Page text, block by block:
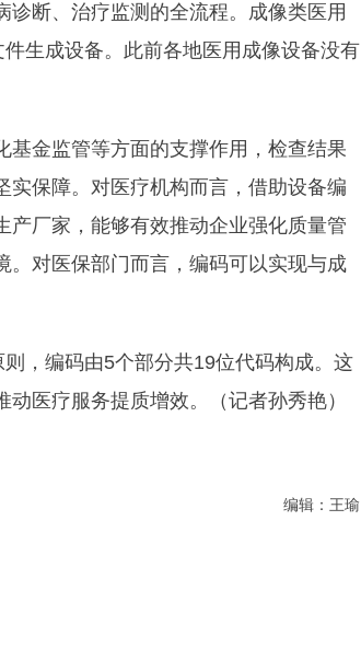
断、治疗监测的全流程。成像类医用
生成设备。此前各地医用成像设备没有
金监管等方面的支撑作用，检查结果
实保障。对医疗机构而言，借助设备编
厂家，能够有效推动企业强化质量管
。对医保部门而言，编码可以实现与成
，编码由5个部分共19位代码构成。这
医疗服务提质增效。（记者孙秀艳）
编辑：王瑜